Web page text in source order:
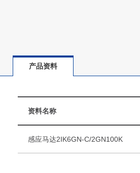
产品资料
资料名称
感应马达2IK6GN-C/2GN100K